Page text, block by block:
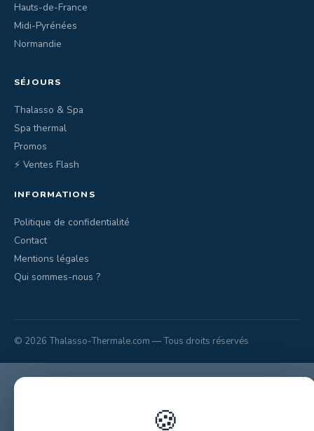
Hauts-de-France
Midi-Pyrénées
Normandie
SÉJOURS
Thalasso & Spa
Spa thermal
Promos
⚡ Ventes Flash
INFORMATIONS
Politique de confidentialité
Contact
Mentions légales
Qui sommes-nous ?
© 2026 Thalasso-Thermale.com — Tous droits réservés
🍪